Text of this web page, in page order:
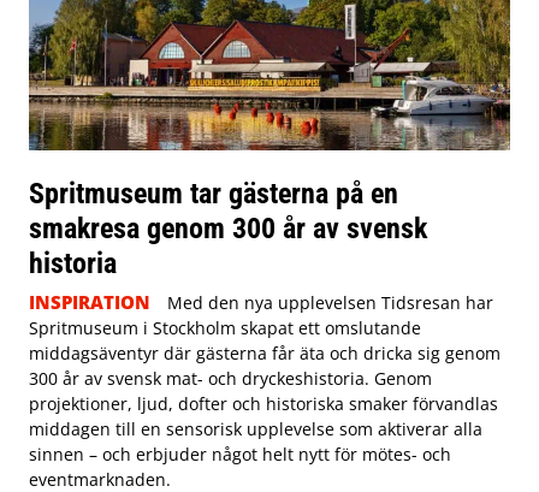
Spritmuseum tar gästerna på en
smakresa genom 300 år av svensk
historia
INSPIRATION
Med den nya upplevelsen Tidsresan har
Spritmuseum i Stockholm skapat ett omslutande
middagsäventyr där gästerna får äta och dricka sig genom
300 år av svensk mat- och dryckeshistoria. Genom
projektioner, ljud, dofter och historiska smaker förvandlas
middagen till en sensorisk upplevelse som aktiverar alla
sinnen – och erbjuder något helt nytt för mötes- och
eventmarknaden.